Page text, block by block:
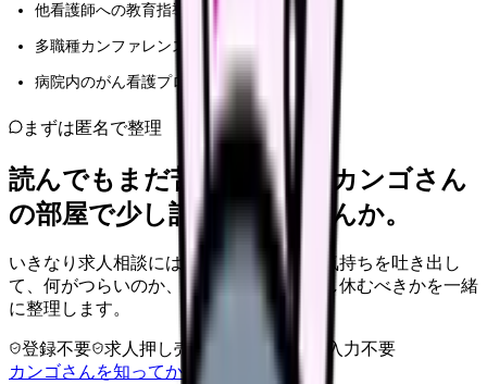
他看護師への教育指導
多職種カンファレンスでのコンサル
病院内のがん看護プロトコル策定
まずは匿名で整理
読んでもまだ苦しいなら、カンゴさん
の部屋で少し話してみませんか。
いきなり求人相談には進みません。今の気持ちを吐き出し
て、何がつらいのか、辞めるべきか、少し休むべきかを一緒
に整理します。
登録不要 求人押し売りなし
病院名は入力不要
カンゴさんを知ってから相談する